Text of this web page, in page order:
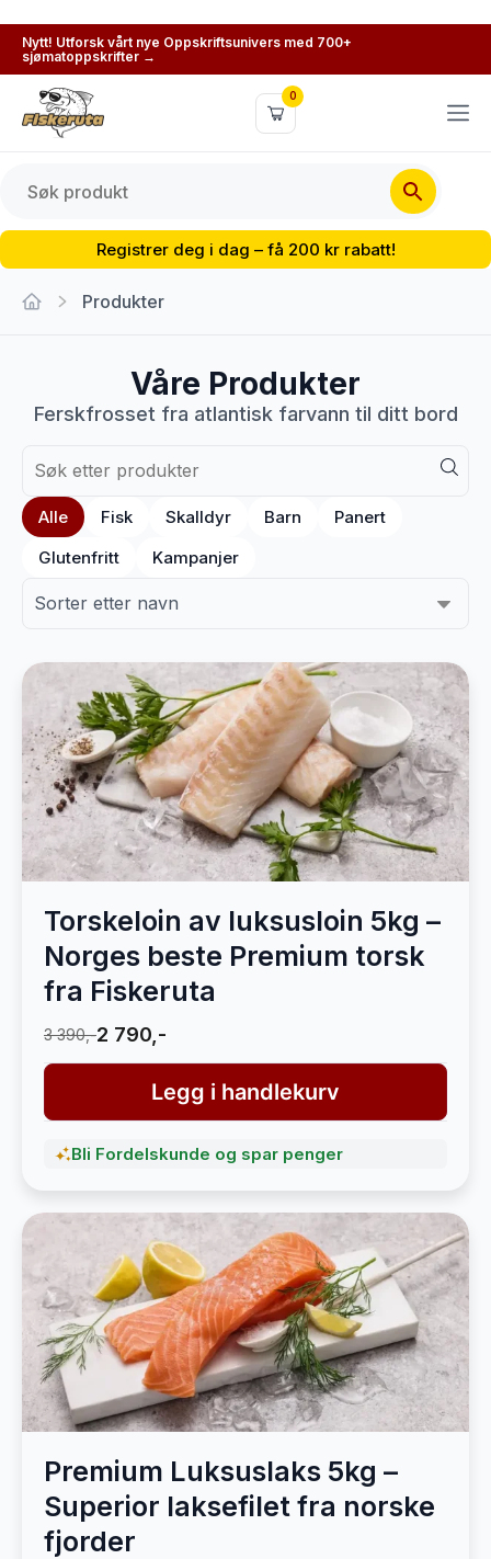
Nytt! Utforsk vårt nye Oppskriftsunivers med 700+
sjømatoppskrifter →
0
Registrer deg i dag – få 200 kr rabatt!
Produkter
Våre Produkter
Ferskfrosset fra atlantisk farvann til ditt bord
Alle Fisk Skalldyr Barn
Panert
Glutenfritt
Kampanjer
Torskeloin av luksusloin 5kg –
Norges beste Premium torsk
fra Fiskeruta
3 390,-2 790,-
Legg i handlekurv
Bli Fordelskunde og spar penger
Premium Luksuslaks 5kg –
Superior laksefilet fra norske
fjorder